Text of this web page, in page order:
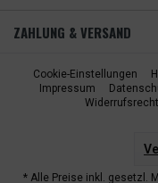
ZAHLUNG & VERSAND
Cookie-Einstellungen
Impressum
Widerrufsrecht
* Alle Preise inkl. gesetzl.